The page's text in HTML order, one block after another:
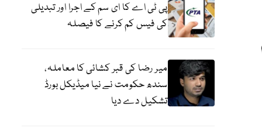
پی ٹی اے کا ای سم کے اجرا اور تبدیلی
کی فیس کم کرنے کا فیصلہ
میر رضا کی قبر کشائی کا معاملہ،
سندھ حکومت نے نیا میڈیکل بورڈ
تشکیل دے دیا